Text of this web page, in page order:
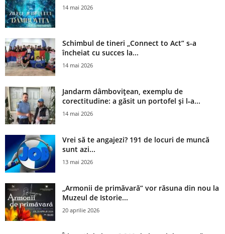
14 mai 2026
Schimbul de tineri „Connect to Act” s-a
încheiat cu succes la...
14 mai 2026
Jandarm dâmbovițean, exemplu de
corectitudine: a găsit un portofel și l‑a...
14 mai 2026
Vrei să te angajezi? 191 de locuri de muncă
sunt azi...
13 mai 2026
„Armonii de primăvară” vor răsuna din nou la
Muzeul de Istorie...
20 aprilie 2026